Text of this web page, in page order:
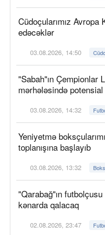
Cüdoçularımız
edəcəklər
03.08.2026, 14:50
"Sabah"ın Çempionlar
mərhələsində
03.08.2026, 14:32
Yeniyetmə
toplanışına başlayıb
03.08.2026, 13:32 Boks
"Qarabağ"ın
kənarda qalacaq
02.08.2026, 23:47